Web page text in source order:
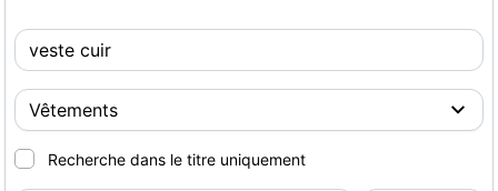
Recherche dans le titre uniquement